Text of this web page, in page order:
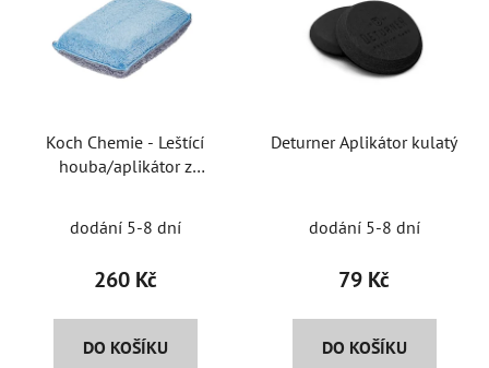
Koch Chemie - Leštící
houba/aplikátor z
dodání 5-8 dní
260 Kč
DO KOŠÍKU
Deturner Aplikátor kulatý
hodnocení
produktu
5,0
z
dodání 5-8 dní
79 Kč
DO KOŠÍKU